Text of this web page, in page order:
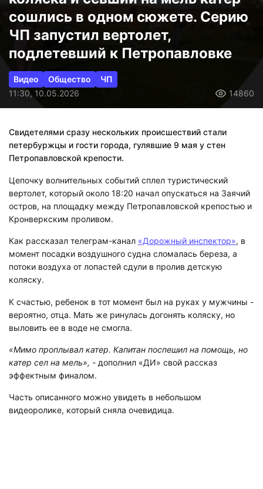
сошлись в одном сюжете. Серию
ЧП запустил вертолет,
подлетевший к Петропавловке
Видео Общество
ЧП
11:30, 10.05.2026
14860
Свидетелями сразу нескольких происшествий стали
петербуржцы и гости города, гулявшие 9 мая у стен
Петропавловской крепости.
Цепочку волнительных событий сплел туристический
вертолет, который около 18:20 начал опускаться на Заячий
остров, на площадку между Петропавловской крепостью и
Кронверкским проливом.
Как рассказал телеграм-канал «Дорожный инспектор», в
момент посадки воздушного судна сломалась береза, а
потоки воздуха от лопастей сдули в пролив детскую
коляску.
К счастью, ребенок в тот момент был на руках у мужчины -
вероятно, отца. Мать же ринулась догонять коляску, но
выловить ее в воде не смогла.
«Мимо проплывал катер. Капитан поспешил на помощь, но
катер сел на мель», - дополнил «ДИ» свой рассказ
эффектным финалом.
Часть описанного можно увидеть в небольшом
видеоролике, который сняла очевидица.